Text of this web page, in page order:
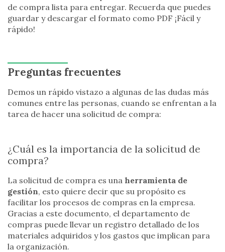
de compra lista para entregar. Recuerda que puedes
guardar y descargar el formato como PDF ¡Fácil y
rápido!
Preguntas frecuentes
Demos un rápido vistazo a algunas de las dudas más
comunes entre las personas, cuando se enfrentan a la
tarea de hacer una solicitud de compra:
¿Cuál es la importancia de la solicitud de
compra?
La solicitud de compra es una herramienta de
gestión, esto quiere decir que su propósito es
facilitar los procesos de compras en la empresa.
Gracias a este documento, el departamento de
compras puede llevar un registro detallado de los
materiales adquiridos y los gastos que implican para
la organización.